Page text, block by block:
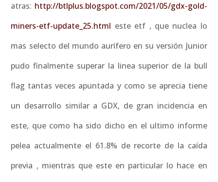
atras: http://btlplus.blogspot.com/2021/05/gdx-gold-
miners-etf-update_25.html este etf , que nuclea lo
mas selecto del mundo aurífero en su versión Junior
pudo finalmente superar la linea superior de la bull
flag tantas veces apuntada y como se aprecia tiene
un desarrollo similar a GDX, de gran incidencia en
este, que como ha sido dicho en el ultimo informe
pelea actualmente el 61.8% de recorte de la caída
previa , mientras que este en particular lo hace en